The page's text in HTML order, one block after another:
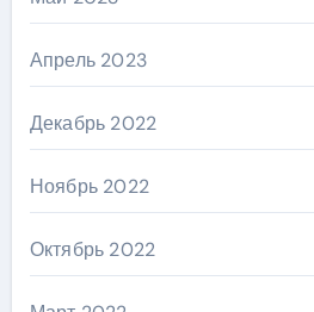
Апрель 2023
Декабрь 2022
Ноябрь 2022
Октябрь 2022